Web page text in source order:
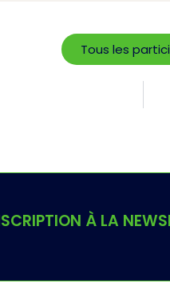
Tous les
À LA